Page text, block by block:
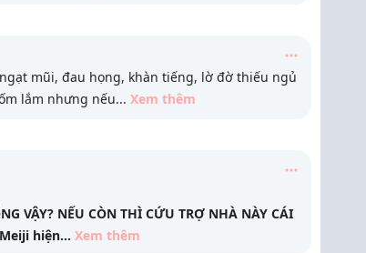
mũi, đau họng, khàn tiếng, lờ đờ thiếu ngủ
lắm nhưng nếu... Xem thêm
VẬY? NẾU CÒN THÌ CỨU TRỢ NHÀ NÀY CÁI
hiện... Xem thêm